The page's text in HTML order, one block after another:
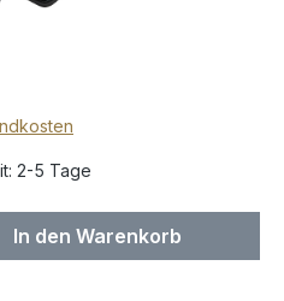
2-5 Tage
den
In den Warenkorb